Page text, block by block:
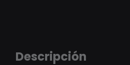
Descripción